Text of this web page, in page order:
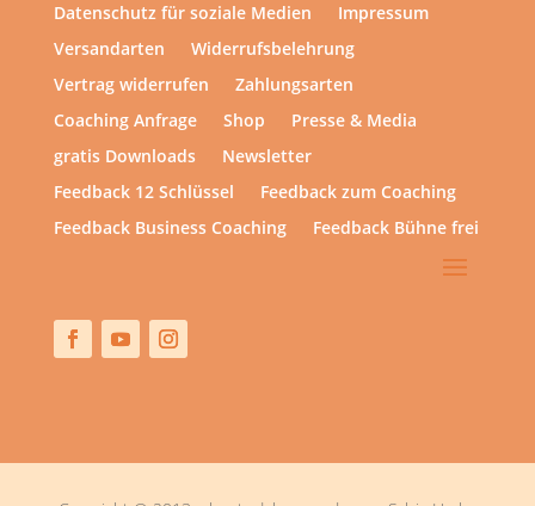
Datenschutz für soziale Medien
Impressum
Versandarten
Widerrufsbelehrung
Vertrag widerrufen
Zahlungsarten
Coaching Anfrage
Shop
Presse & Media
gratis Downloads
Newsletter
Feedback 12 Schlüssel
Feedback zum Coaching
Feedback Business Coaching
Feedback Bühne frei